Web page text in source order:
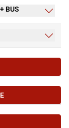
BUS
NUOVA SCHEDA)
NUOVA SCHEDA)